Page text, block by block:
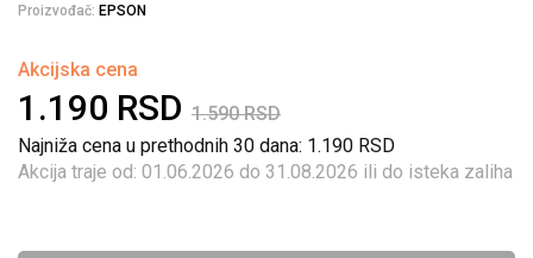
Proizvođač: EPSON
Akcijska cena
1.190 RSD 1.590RSD
Najniža cena u prethodnih 30 dana: 1.190 RSD
Akcija traje od: 01.06.2026 do 31.08.2026 ili do isteka zaliha